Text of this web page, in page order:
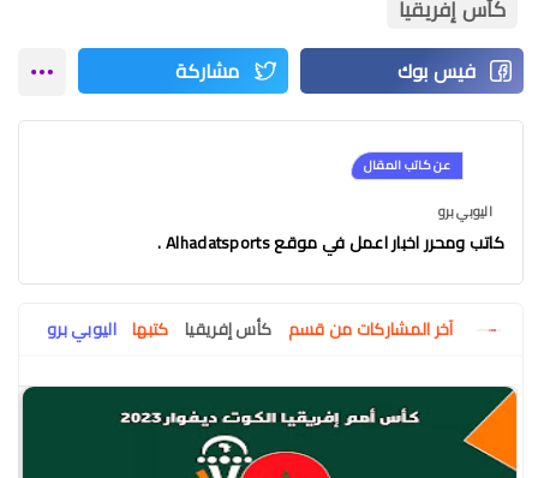
كأس إفريقيا
عن كاتب المقال
اليوبي برو
كاتب ومحرر اخبار اعمل في موقع Alhadatsports .
آخر المشاركات من قسم كأس إفريقيا كتبها اليوبي برو